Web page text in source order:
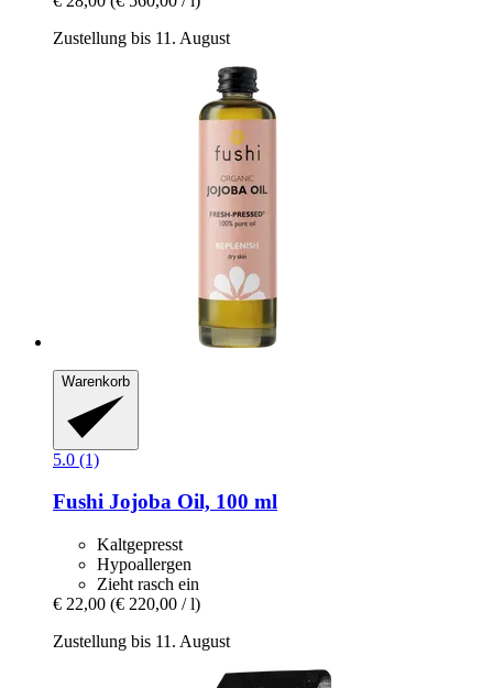
Zustellung bis 11. August
Warenkorb
5.0 (1)
Fushi Jojoba Oil, 100 ml
Kaltgepresst
Hypoallergen
Zieht rasch ein
€ 22,00 (€ 220,00 / l)
Zustellung bis 11. August